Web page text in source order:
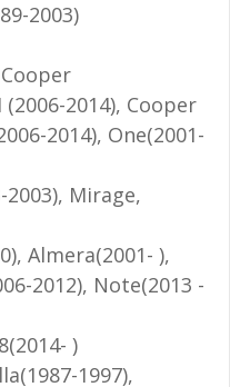
2003)
2014), Cooper
2014), One(2001-
2003), Mirage,
Almera(2001- ),
2012), Note(2013 -
)
1997),